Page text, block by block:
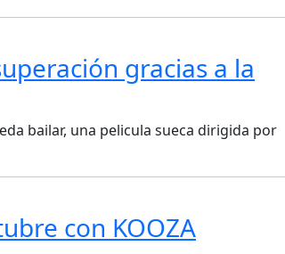
gracias a la
bailar, una pelicula sueca dirigida por
con KOOZA